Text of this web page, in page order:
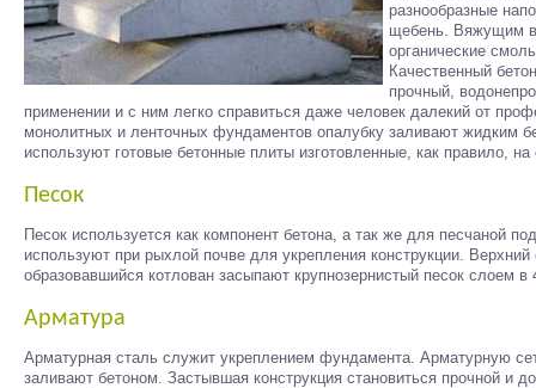
разнообразные
щебень. Вяжущим
органические
Качественный
прочный,
применении и с ним легко справиться даже человек далекий от
монолитных и ленточных фундаментов опалубку заливают жидким
используют готовые бетонные плиты изготовленные, как правило,
Песок
Песок используется как компонент бетона, а так же для песчаной
используют при рыхлой почве для укрепления конструкции.
образовавшийся котлован засыпают крупнозернистый песок слоем в
Арматура
Арматурная сталь служит укреплением фундамента. Арматурную
заливают бетоном. Застывшая конструкция становиться прочной и